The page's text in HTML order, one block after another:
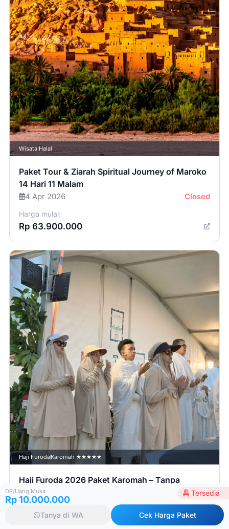
Wisata Halal
Paket Tour & Ziarah Spiritual Journey of Maroko
14 Hari 11 Malam
4 Apr 2026 Closed
Harga mulai:
Rp 63.900.000
Haji FurodaKaromah ★★★★★
Haji Furoda 2026 Paket Karomah – Tanpa
Apartemen Transit
16 Mei 2026 Closed
Harga mulai:
DP/Uang Muka
Rp 10.000.000
Tersedia
Tanya di WA Cek Harga Paket